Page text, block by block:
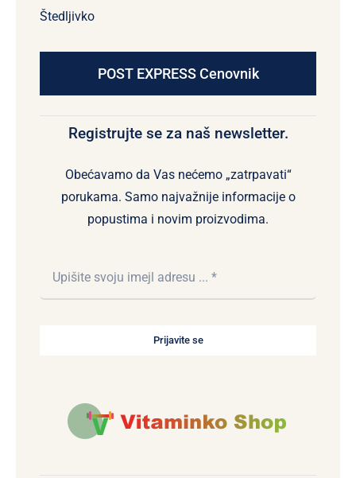
Štedljivko
POST EXPRESS Cenovnik
Registrujte se za naš newsletter.
Obećavamo da Vas nećemo „zatrpavati“
porukama. Samo najvažnije informacije o
popustima i novim proizvodima.
Prijavite se